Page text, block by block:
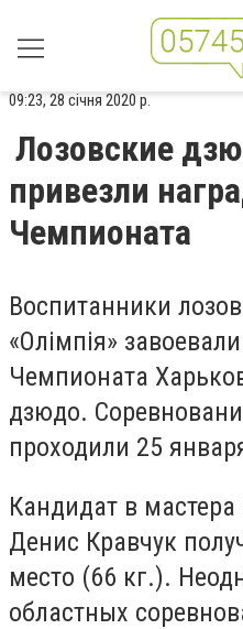
09:23, 28 січня 2020 р.
Лозовские
привезли
Чемпионата
Воспитанники
«Олімпія»
Чемпионата
дзюдо.
проходили 25
Кандидат в
Денис Кравчук
место (66 кг.).
областных